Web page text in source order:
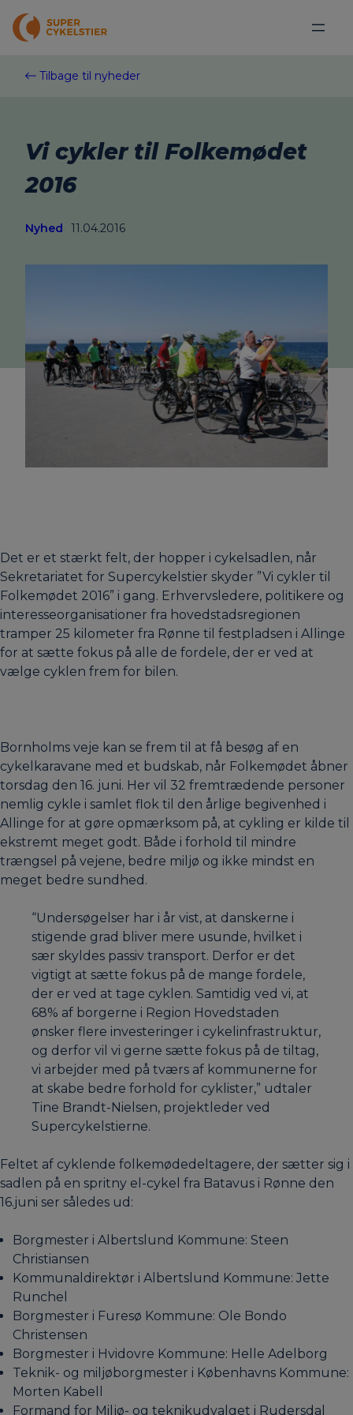
indhold
Tilbage til nyheder
Vi cykler til Folkemødet
2016
Nyhed 11.04.2016
Det er et stærkt felt, der hopper i cykelsadlen, når
Sekretariatet for Supercykelstier skyder ”Vi cykler til
Folkemødet 2016” i gang. Erhvervsledere, politikere og
interesseorganisationer fra hovedstadsregionen
tramper 25 kilometer fra Rønne til festpladsen i Allinge
for at sætte fokus på alle de fordele, der er ved at
vælge cyklen frem for bilen.
Bornholms veje kan se frem til at få besøg af en
cykelkaravane med et budskab, når Folkemødet åbner
torsdag den 16. juni. Her vil 32 fremtrædende personer
nemlig cykle i samlet flok til den årlige begivenhed i
Allinge for at gøre opmærksom på, at cykling er kilde til
ekstremt meget godt. Både i forhold til mindre
trængsel på vejene, bedre miljø og ikke mindst en
meget bedre sundhed.
“Undersøgelser har i år vist, at danskerne i
stigende grad bliver mere usunde, hvilket i
sær skyldes passiv transport. Derfor er det
vigtigt at sætte fokus på de mange fordele,
der er ved at tage cyklen. Samtidig ved vi, at
68% af borgerne i Region Hovedstaden
ønsker flere investeringer i cykelinfrastruktur,
og derfor vil vi gerne sætte fokus på de tiltag,
vi arbejder med på tværs af kommunerne for
at skabe bedre forhold for cyklister,” udtaler
Tine Brandt-Nielsen, projektleder ved
Supercykelstierne.
Feltet af cyklende folkemødedeltagere, der sætter sig i
sadlen på en spritny el-cykel fra Batavus i Rønne den
16.juni ser således ud:
Borgmester i Albertslund Kommune: Steen
Christiansen
Kommunaldirektør i Albertslund Kommune: Jette
Runchel
Borgmester i Furesø Kommune: Ole Bondo
Christensen
Borgmester i Hvidovre Kommune: Helle Adelborg
Teknik- og miljøborgmester i Københavns Kommune:
Morten Kabell
Formand for Miljø- og teknikudvalget i Rudersdal